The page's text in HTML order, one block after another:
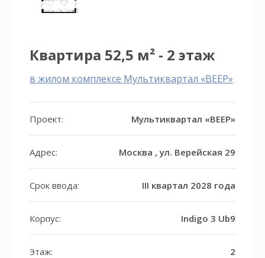
Квартира 52,5 м² - 2 этаж
в жилом комплексе Мультиквартал «ВЕЕР»
Проект: Мультиквартал «ВЕЕР»
Адрес: Москва , ул. Верейская 29
Срок ввода: III квартал 2028 года
Корпус: Indigo 3 Ub9
Этаж: 2